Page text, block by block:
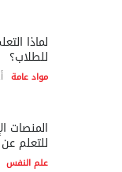
لماذا
للطلاب؟
مواد عامة
المنصات
للتعلم
علم النفس